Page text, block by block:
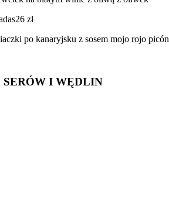
26 zł
po kanaryjsku z sosem mojo rojo picón
SERÓW I WĘDLIN